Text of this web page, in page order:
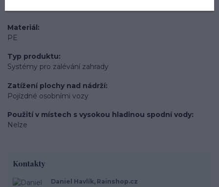
Materiál
PE
Typ produktu
Systémy pro zalévání zahrady
Zatížení plochy nad nádrží
Pojízdné osobními vozy
Použití v místech s vysokou hladinou spodní vody
Nelze
Kontakty
Daniel Havlík, Rainshop.cz